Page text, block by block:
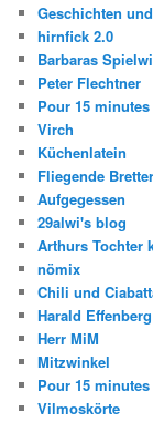
Geschichten
hirnfick 2.0
Barbaras
Peter Flechtner
Pour 15
Virch
Küchenlatein
Fliegende Bretter
Aufgegessen
29alwi's blog
Arthurs Tochter
nömix
Chili und
Harald Effenberg
Herr MiM
Mitzwinkel
Pour 15
Vilmoskörte